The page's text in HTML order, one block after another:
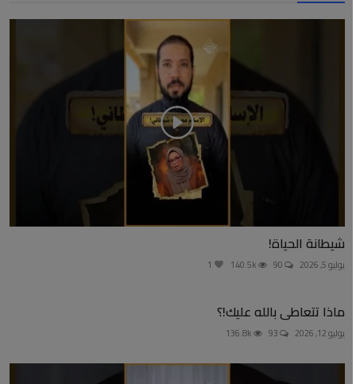
شيطانة الحياة!
يوليو 5, 2026 90
140.5k
1
ماذا تتعاطى بالله عليك!؟
يوليو 12, 2026 93
136.8k